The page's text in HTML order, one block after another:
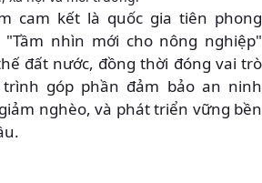
cam kết là quốc gia tiên phong
nhìn mới cho nông nghiệp"
đất nước, đồng thời đóng vai trò
góp phần đảm bảo an ninh
nghèo, và phát triển vững bền